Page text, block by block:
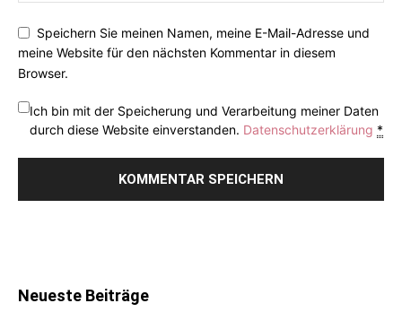
Speichern Sie meinen Namen, meine E-Mail-Adresse und
meine Website für den nächsten Kommentar in diesem
Browser.
Ich bin mit der Speicherung und Verarbeitung meiner Daten
durch diese Website einverstanden. Datenschutzerklärung *
Neueste Beiträge